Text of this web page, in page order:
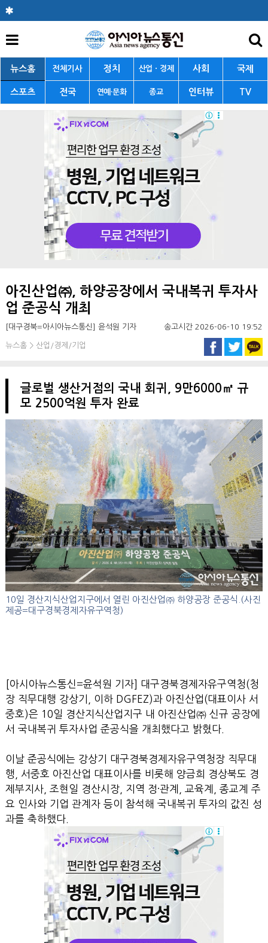
뉴스홈 전체기사 정치 산업ㆍ경제 사회 국제
스포츠 전국 연예·문화 종교 인터뷰 TV
아진산업㈜, 하양공장에서 국내복귀 투자사
업 준공식 개최
[대구경북=아시아뉴스통신] 윤석원 기자 송고시간 2026-06-10 19:52
뉴스홈 > 산업/경제/기업
글로벌 생산거점의 국내 회귀, 9만6000㎡ 규
모 2500억원 투자 완료
10일 경산지식산업지구에서 열린 아진산업㈜ 하양공장 준공식.(사진
제공=대구경북경제자유구역청)
[아시아뉴스통신=윤석원 기자] 대구경북경제자유구역청(청
장 직무대행 강상기, 이하 DGFEZ)과 아진산업(대표이사 서
중호)은 10일 경산지식산업지구 내 아진산업㈜ 신규 공장에
서 국내복귀 투자사업 준공식을 개최했다고 밝혔다.
이날 준공식에는 강상기 대구경북경제자유구역청장 직무대
행, 서중호 아진산업 대표이사를 비롯해 양금희 경상북도 경
제부지사, 조현일 경산시장, 지역 정·관계, 교육계, 종교계 주
요 인사와 기업 관계자 등이 참석해 국내복귀 투자의 값진 성
과를 축하했다.